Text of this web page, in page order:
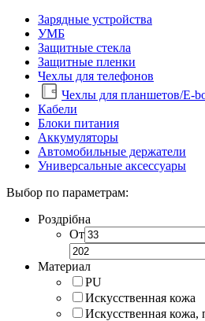
Зарядные устройства
УМБ
Защитные стекла
Защитные пленки
Чехлы для телефонов
Чехлы для планшетов/E-
Кабели
Блоки питания
Аккумуляторы
Автомобильные держатели
Универсальные аксессуары
Выбор по параметрам:
Роздрібна
От
Материал
PU
Искусственная кожа
Искусственная кожа,